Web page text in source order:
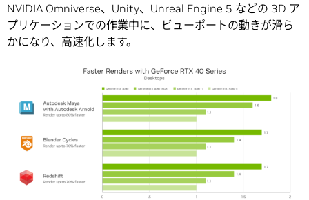
NVIDIA Omniverse、Unity、Unreal Engine 5 などの 3D ア
プリケーションでの作業中に、ビューポートの動きが滑ら
かになり、高速化します。